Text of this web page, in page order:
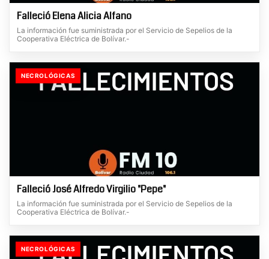
Falleció Elena Alicia Alfano
La información fue suministrada por el Servicio de Sepelios de la
Cooperativa Eléctrica de Bolívar.-
NECROLÓGICAS
Falleció José Alfredo Virgilio "Pepe"
La información fue suministrada por el Servicio de Sepelios de la
Cooperativa Eléctrica de Bolívar.-
NECROLÓGICAS